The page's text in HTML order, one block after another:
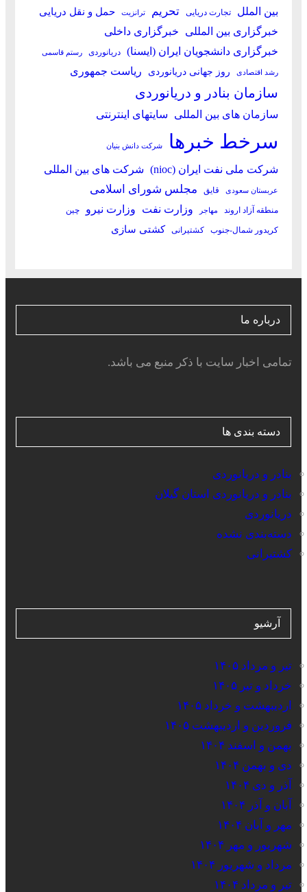
بین الملل تجارت دریایی تحریم ترانزیت حمل و نقل دریایی
خبرگزاری بین المللی خبرگزاری داخلی
خبرگزاری دانشجویان ایران (ایسنا)
دریانوردی رستم قاسمی
رشد اقتصادی روز جهانی دریانوردی ریاست جمهوری
سازمان بنادر و دریانوردی
سازمان های بین المللی سایتهای اینترنتی
سرخط خبرها شرکت دانش بنیان
شرکت ملی نفت ایران (nioc) شرکت های بین المللی
عربستان سعودی قایق مجلس شورای اسلامی
منطقه آزاد اروند مهاجر وزارت نفت وزارت نیرو چین
کریدور شمال-جنوب کشتیرانی کشتی سازی
درباره ما
تمامی اخبار سایت با ذکر منبع می باشد.
دسته بندی ها
بنادر و دریانوردی
بنادر و دریانوردی استان گیلان
دریانوردی
دسته‌بندی نشده
کشتیرانی
آرشیو
تیر و مرداد ۱۴۰۵
خرداد و تیر ۱۴۰۵
اردیبهشت و خرداد ۱۴۰۵
فروردین و اردیبهشت ۱۴۰۵
بهمن و اسفند ۱۴۰۴
دی و بهمن ۱۴۰۴
آذر و دی ۱۴۰۴
آبان و آذر ۱۴۰۴
مهر و آبان ۱۴۰۴
شهریور و مهر ۱۴۰۴
مرداد و شهریور ۱۴۰۴
تیر و مرداد ۱۴۰۴